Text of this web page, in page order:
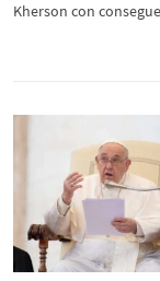
Kherson con